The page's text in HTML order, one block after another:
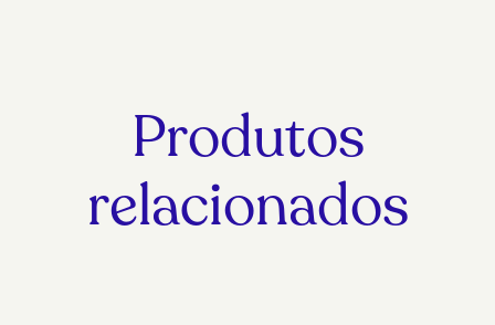
Produtos
relacionados